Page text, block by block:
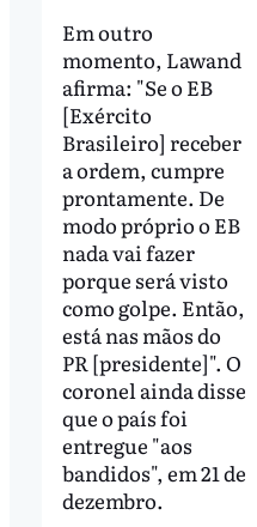
Em outro
momento, Lawand
afirma: "Se o EB
[Exército
Brasileiro] receber
a ordem, cumpre
prontamente. De
modo próprio o EB
nada vai fazer
porque será visto
como golpe. Então,
está nas mãos do
PR [presidente]". O
coronel ainda disse
que o país foi
entregue "aos
bandidos", em 21 de
dezembro.